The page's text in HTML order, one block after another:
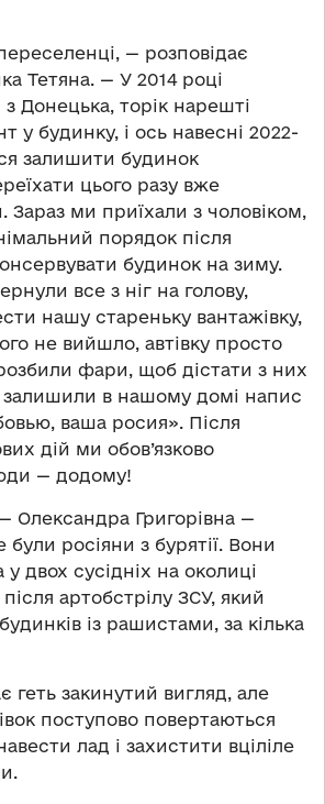
— розповідає
Тетяна. — У 2014 році
Донецька, торік нарешті
у будинку, і ось навесні 2022-
залишити будинок
цього разу вже
Зараз ми приїхали з чоловіком,
порядок після
будинок на зиму.
все з ніг на голову,
нашу стареньку вантажівку,
не вийшло, автівку просто
фари, щоб дістати з них
в нашому домі напис
ваша росия». Після
дій ми обов’язково
— додому!
Олександра Григорівна —
були росіяни з бурятії. Вони
у двох сусідніх на околиці
артобстрілу ЗСУ, який
із рашистами, за кілька
геть закинутий вигляд, але
поступово повертаються
лад і захистити вціліле